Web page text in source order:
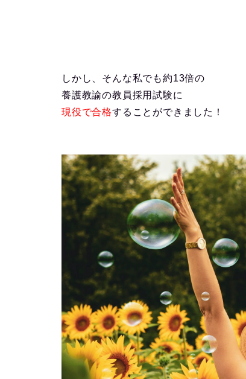
しかし、そんな私でも約13倍の
養護教諭の教員採用試験に
現役で合格することができました！